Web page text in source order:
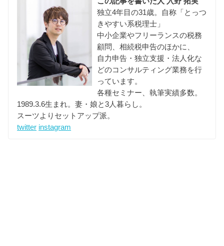
独立4年目の31歳。自称「とっつ
きやすい系税理士」
中小企業やフリーランスの税務
顧問、相続税申告のほかに、
自力申告・独立支援・法人化な
どのコンサルティング業務を行
っています。
各種セミナー、執筆実績多数。
1989.3.6生まれ。妻・娘と3人暮らし。
スーツよりセットアップ派。
twitter instagram